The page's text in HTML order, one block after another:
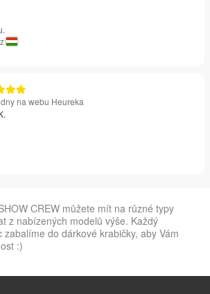
z
na webu Heureka
CREW můžete mít na různé typy
z nabízených modelů výše. Každý
do dárkové krabičky, aby Vám
:)